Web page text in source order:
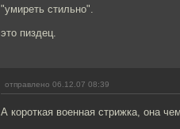
"умиреть стильно".
это пиздец.
отправлено 06.12.07 08:39
А короткая военная стрижка, она